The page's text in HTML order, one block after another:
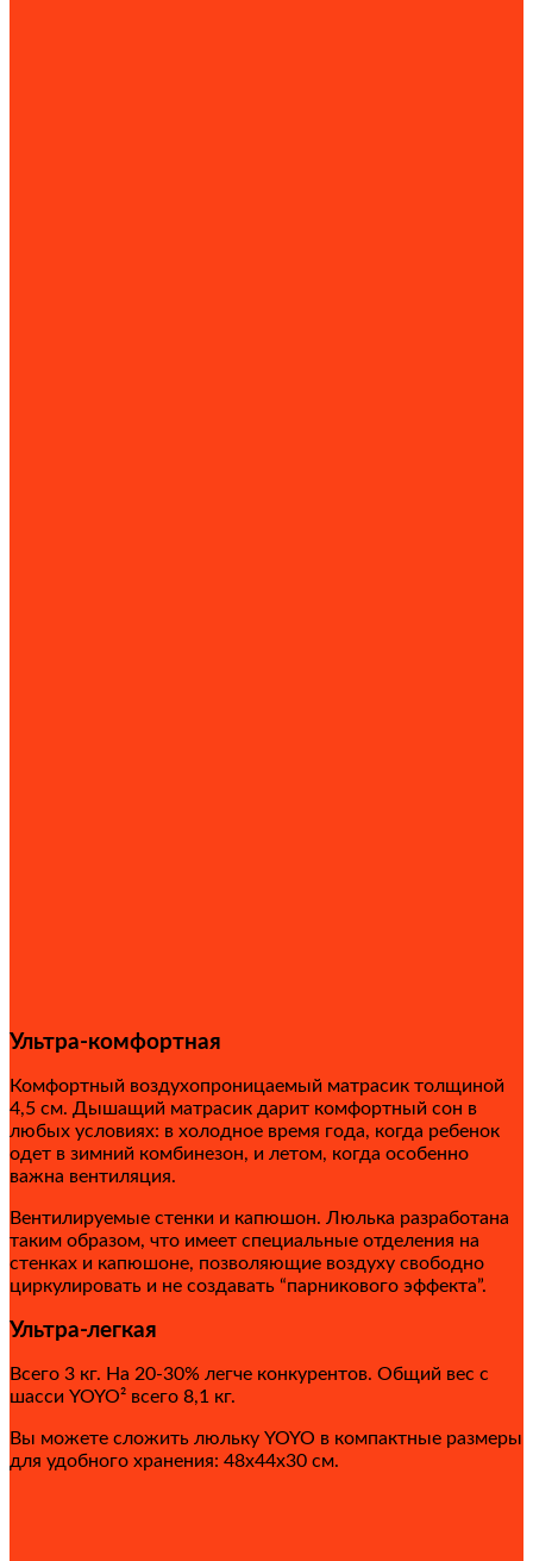
Ультра-комфортная
Комфортный воздухопроницаемый матрасик толщиной
4,5 см. Дышащий матрасик дарит комфортный сон в
любых условиях: в холодное время года, когда ребенок
одет в зимний комбинезон, и летом, когда особенно
важна вентиляция.
Вентилируемые стенки и капюшон. Люлька разработана
таким образом, что имеет специальные отделения на
стенках и капюшоне, позволяющие воздуху свободно
циркулировать и не создавать “парникового эффекта”.
Ультра-легкая
Всего 3 кг. На 20-30% легче конкурентов. Общий вес с
шасси YOYO² всего 8,1 кг.
Вы можете cложить люльку YOYO в компактные размеры
для удобного хранения: 48х44х30 см.